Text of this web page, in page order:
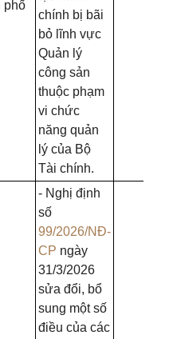
phố
chính bị bãi
bỏ lĩnh vực
Quản lý
công sản
thuộc phạm
vi chức
năng quản
lý của Bộ
Tài chính.
- Nghị định
số
99/2026/NĐ-
CP ngày
31/3/2026
sửa đổi, bổ
sung một số
điều của các